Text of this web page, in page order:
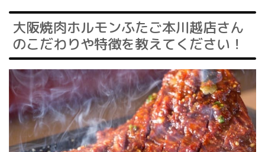
大阪焼肉ホルモンふたご本川越店さん
のこだわりや特徴を教えてください！